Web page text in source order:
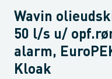
Wavin
50 l/s u/
alarm,
Kloak